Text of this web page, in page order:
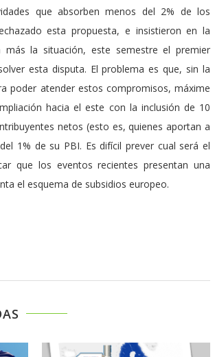
que absorben menos del 2% de los
esta propuesta, e insistieron en la
más la situación, este semestre el premier
esta disputa. El problema es que, sin la
poder atender estos compromisos, máxime
hacia el este con la inclusión de 10
netos (esto es, quienes aportan a
1% de su PBI. Es difícil prever cual será el
que los eventos recientes presentan una
el esquema de subsidios europeo.